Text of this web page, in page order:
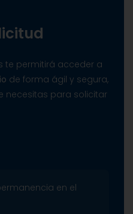
te permitirá acceder a
de forma ágil y segura,
necesitas para solicitar
en el